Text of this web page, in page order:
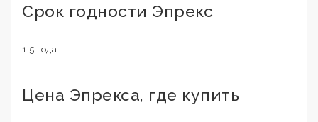
Срок годности Эпрекс
1,5 года.
Цена Эпрекса, где купить